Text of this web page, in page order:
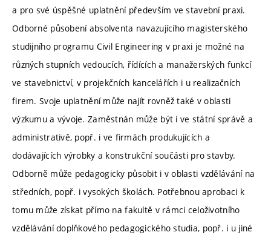
a pro své úspěšné uplatnění především ve stavební praxi.
Odborné působení absolventa navazujícího magisterského
studijního programu Civil Engineering v praxi je možné na
různých stupních vedoucích, řídících a manažerských funkcí
ve stavebnictví, v projekčních kancelářích i u realizačních
firem. Svoje uplatnění může najít rovněž také v oblasti
výzkumu a vývoje. Zaměstnán může být i ve státní správě a
administrativě, popř. i ve firmách produkujících a
dodávajících výrobky a konstrukční součásti pro stavby.
Odborně může pedagogicky působit i v oblasti vzdělávání na
středních, popř. i vysokých školách. Potřebnou aprobaci k
tomu může získat přímo na fakultě v rámci celoživotního
vzdělávání doplňkového pedagogického studia, popř. i u jiné